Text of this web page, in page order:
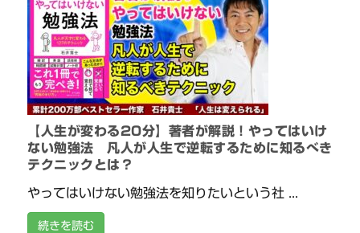
【人生が変わる20分】著者が解説！やってはいけ
ない勉強法 凡人が人生で逆転するために知るべき
テクニックとは？
やってはいけない勉強法を知りたいという社 ...
続きを読む